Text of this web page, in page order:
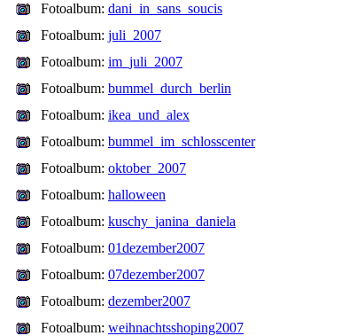
Fotoalbum: dani_in_sans_soucis
Fotoalbum: juli_2007
Fotoalbum: im_juli_2007
Fotoalbum: bummel_durch_berlin
Fotoalbum: ikea_und_alex
Fotoalbum: bummel_im_schlosscenter
Fotoalbum: oktober_2007
Fotoalbum: halloween
Fotoalbum: kuschy_janina_daniela
Fotoalbum: 01dezember2007
Fotoalbum: 07dezember2007
Fotoalbum: dezember2007
Fotoalbum: weihnachtsshoping2007